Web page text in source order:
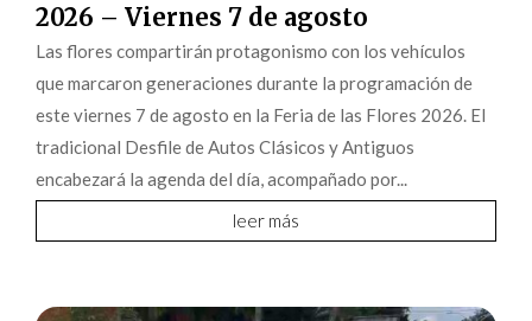
2026 – Viernes 7 de agosto
Las flores compartirán protagonismo con los vehículos
que marcaron generaciones durante la programación de
este viernes 7 de agosto en la Feria de las Flores 2026. El
tradicional Desfile de Autos Clásicos y Antiguos
encabezará la agenda del día, acompañado por...
leer más